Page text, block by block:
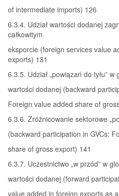
of intermediate imports) 126
6.3.4. Udział wartości dodanej
całkowitym
eksporcie (foreign services value
exports) 131
6.3.5. Udział „powiązań do tyłu”
wartości dodanej (backward
Foreign value added share of
6.3.6. Zróżnicowanie sektorowe
(backward participation in GVCs:
share of gross export) 141
6.3.7. Uczestnictwo „w przód” w
wartości dodanej (forward
value added in foreign exports as